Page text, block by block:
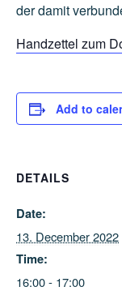
der damit
Handzettel zum
Add to
DETAILS
Date:
13. December 2022
Time:
16:00 - 17:00